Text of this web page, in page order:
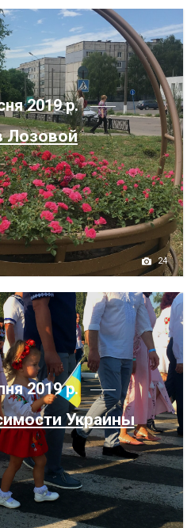
2019 р.
Лозовой
24
2019 р.
Украины